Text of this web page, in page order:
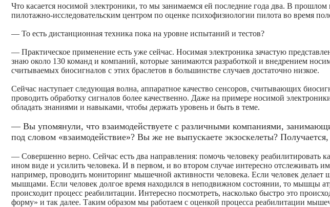
Что касается носимой электроники, то мы занимаемся ей последние года два. В
пилотажно-исследовательским центром по оценке психофизиологии пилота во время
— То есть дистанционная техника пока на уровне испытаний и тестов?
— Практическое применение есть уже сейчас. Носимая электроника зачастую
знаю около 130 команд и компаний, которые занимаются разработкой и внедрением
считываемых биосигналов с этих браслетов в большинстве случаев достаточно низкое.
Cейчас наступает следующая волна, аппаратное качество сенсоров, считывающих
проводить обработку сигналов более качественно. Даже на примере носимой
обладать знаниями и навыками, чтобы держать уровень и быть в теме.
— Вы упомянули, что взаимодействуете с различными компаниями,
под словом «взаимодействие»? Вы же не выпускаете экзоскелеты?
— Совершенно верно. Cейчас есть два направления: помочь человеку реабилитировать
ином виде и усилить человека. И в первом, и во втором случае интересно отслеживать
например, проводить мониторинг мышечной активности человека. Если человек делает
мышцами. Если человек долгое время находился в неподвижном состоянии, то мышцы
происходит процесс реабилитации. Интересно посмотреть, насколько быстро это
форму» и так далее. Таким образом мы работаем с оценкой процесса реабилитации